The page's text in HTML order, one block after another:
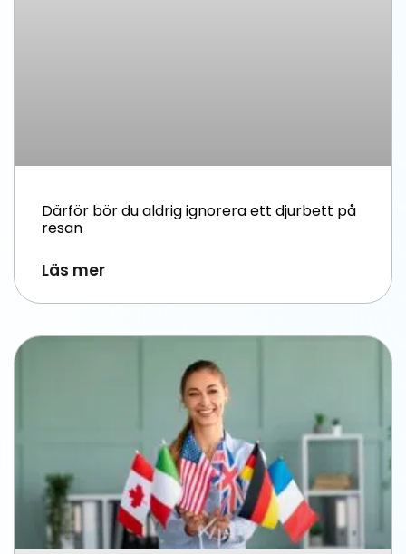
Därför bör du aldrig ignorera ett djurbett på
resan
Läs mer